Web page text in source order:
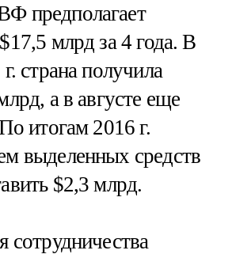
предполагает
млрд за 4 года. В
страна получила
а в августе еще
итогам 2016 г.
выделенных средств
$2,3 млрд.
сотрудничества